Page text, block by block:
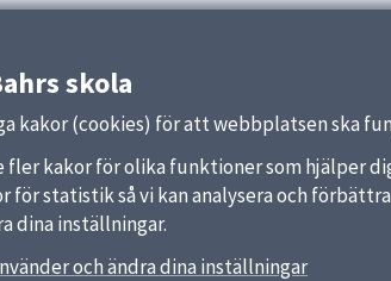
skola
kakor (cookies) för att webbplatsen ska
kakor för olika funktioner som hjälper
för statistik så vi kan analysera och
dina inställningar.
och ändra dina inställningar